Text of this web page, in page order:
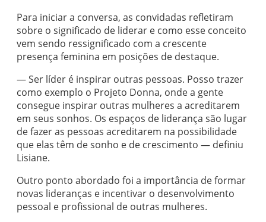
Para iniciar a conversa, as convidadas refletiram
sobre o significado de liderar e como esse conceito
vem sendo ressignificado com a crescente
presença feminina em posições de destaque.
— Ser líder é inspirar outras pessoas. Posso trazer
como exemplo o Projeto Donna, onde a gente
consegue inspirar outras mulheres a acreditarem
em seus sonhos. Os espaços de liderança são lugar
de fazer as pessoas acreditarem na possibilidade
que elas têm de sonho e de crescimento — definiu
Lisiane.
Outro ponto abordado foi a importância de formar
novas lideranças e incentivar o desenvolvimento
pessoal e profissional de outras mulheres.